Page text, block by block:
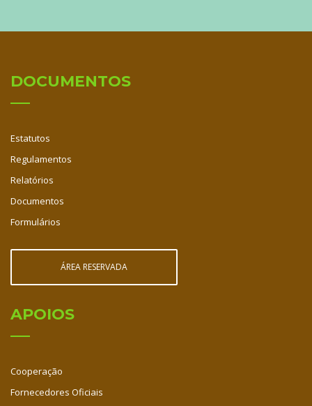
DOCUMENTOS
Estatutos
Regulamentos
Relatórios
Documentos
Formulários
ÁREA RESERVADA
APOIOS
Cooperação
Fornecedores Oficiais